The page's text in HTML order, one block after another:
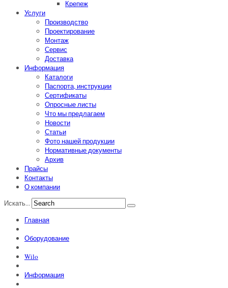
Крепеж
Услуги
Производство
Проектирование
Монтаж
Сервис
Доставка
Информация
Каталоги
Паспорта, инструкции
Сертификаты
Опросные листы
Что мы предлагаем
Новости
Статьи
Фото нашей продукции
Нормативные документы
Архив
Прайсы
Контакты
О компании
Искать...
Главная
Оборудование
Wilo
Информация